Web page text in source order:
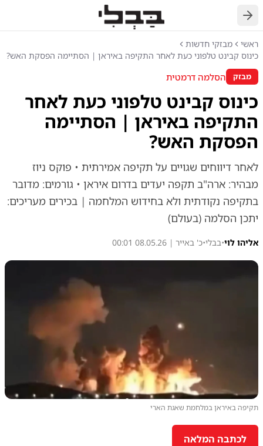
חזרה
ראשי
מבזקי חדשות
כינוס קבינט טלפוני כעת לאחר התקיפה באיראן | הסתיימה הפסקת האש?
מבזק הסלמה דרמטית
כינוס קבינט טלפוני כעת לאחר
התקיפה באיראן | הסתיימה
הפסקת האש?
לאחר דיווחים שגויים על תקיפה אמירתית • פוקס ניוז
מבהיר: ארה"ב תקפה יעדים בדרום איראן • גורמים: מדובר
בתקיפה נקודתית ולא בחידוש המלחמה | בכירים מעריכים:
יתכן הסלמה (בעולם)
אליהו לוי•בבלי•כ' באייר | 08.05.26 00:01
תקיפה באיראן במלחמת שאגת הארי
לכתבה המלאה